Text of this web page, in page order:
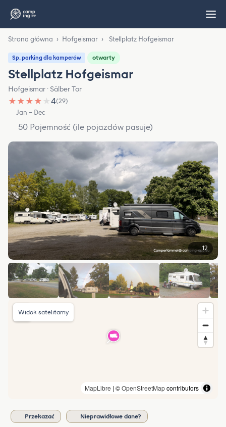
Strona główna › Hofgeismar › Stellplatz Hofgeismar
Sp. parking dla kamperów otwarty
Stellplatz Hofgeismar
Hofgeismar · Sälber Tor
★ ★ ★ ★ ★4(29)
Jan – Dec
50 Pojemność (ile pojazdów pasuje)
12
MapLibre | ©OpenStreetMapcontributors
Widok satelitarny
Przekazać Nieprawidłowe dane?